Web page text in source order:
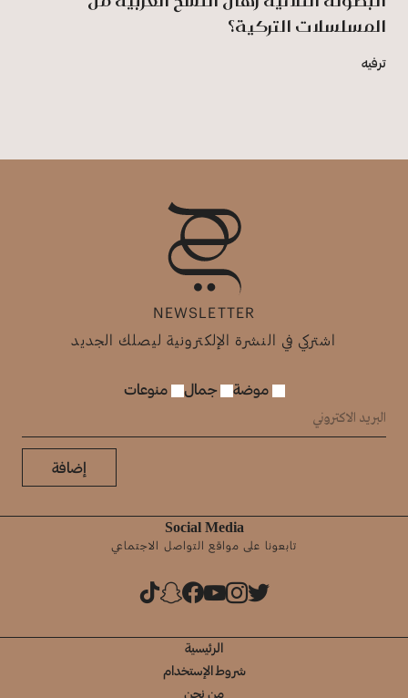
المسلسلات التركية؟
ترفيه
NEWSLETTER
اشتركي في النشرة الإلكترونية ليصلك الجديد
موضة جمال منوعات
إضافة
Social Media
تابعونا على مواقع التواصل الاجتماعي
الرئيسية
شروط الإستخدام
من نحن